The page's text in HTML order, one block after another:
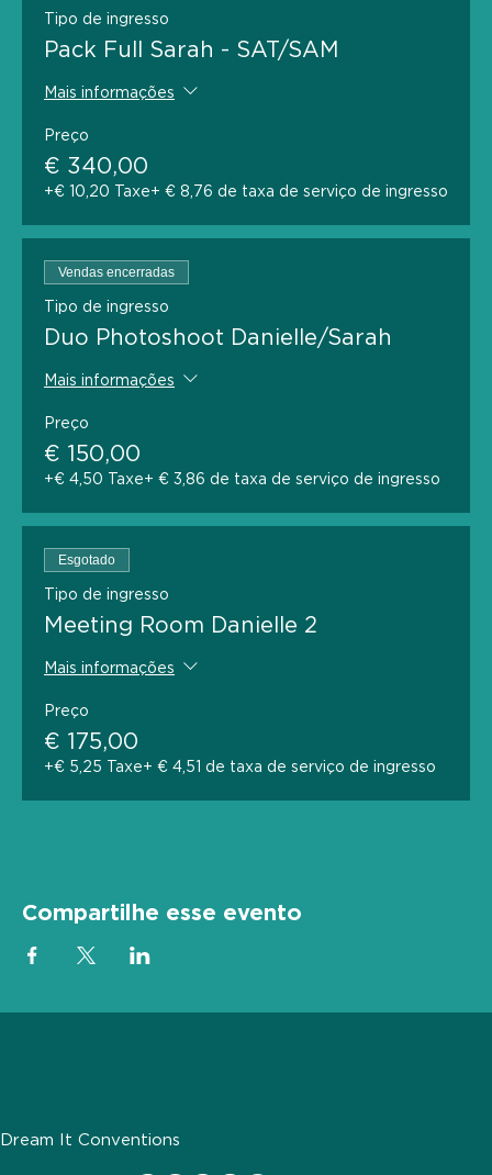
Tipo de ingresso
Pack Full Sarah - SAT/SAM
Mais informações
Preço
€ 340,00
+€ 10,20 Taxe+ € 8,76 de taxa de serviço de ingresso
Vendas encerradas
Tipo de ingresso
Duo Photoshoot Danielle/Sarah
Mais informações
Preço
€ 150,00
+€ 4,50 Taxe+ € 3,86 de taxa de serviço de ingresso
Esgotado
Tipo de ingresso
Meeting Room Danielle 2
Mais informações
Preço
€ 175,00
+€ 5,25 Taxe+ € 4,51 de taxa de serviço de ingresso
Compartilhe esse evento
Dream It Conventions